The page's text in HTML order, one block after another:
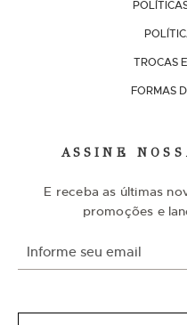
TROCAS
FORMAS
ASSINE
E receba as últimas
promoções e
s
e